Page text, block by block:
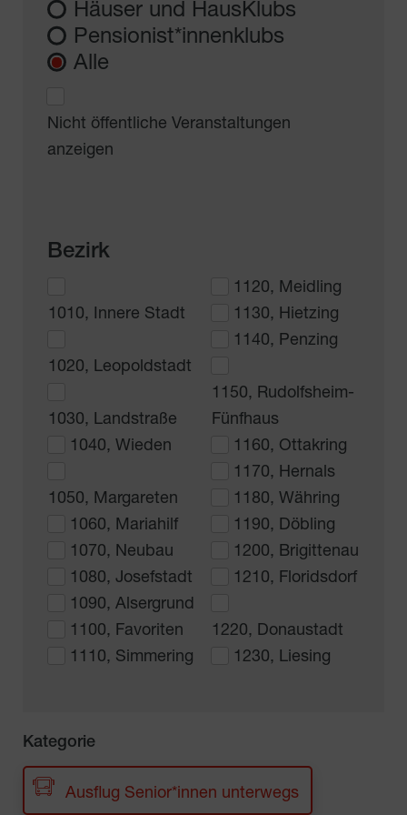
Häuser und HausKlubs
Pensionist*innenklubs
Alle
Nicht öffentliche Veranstaltungen
anzeigen
Bezirk
1010, Innere Stadt
1020, Leopoldstadt
1030, Landstraße
1040, Wieden
1050, Margareten
1060, Mariahilf
1070, Neubau
1080, Josefstadt
1090, Alsergrund
1100, Favoriten
1110, Simmering
1120, Meidling
1130, Hietzing
1140, Penzing
1150, Rudolfsheim-
Fünfhaus
1160, Ottakring
1170, Hernals
1180, Währing
1190, Döbling
1200, Brigittenau
1210, Floridsdorf
1220, Donaustadt
1230, Liesing
Kategorie
Ausflug Senior*innen unterwegs